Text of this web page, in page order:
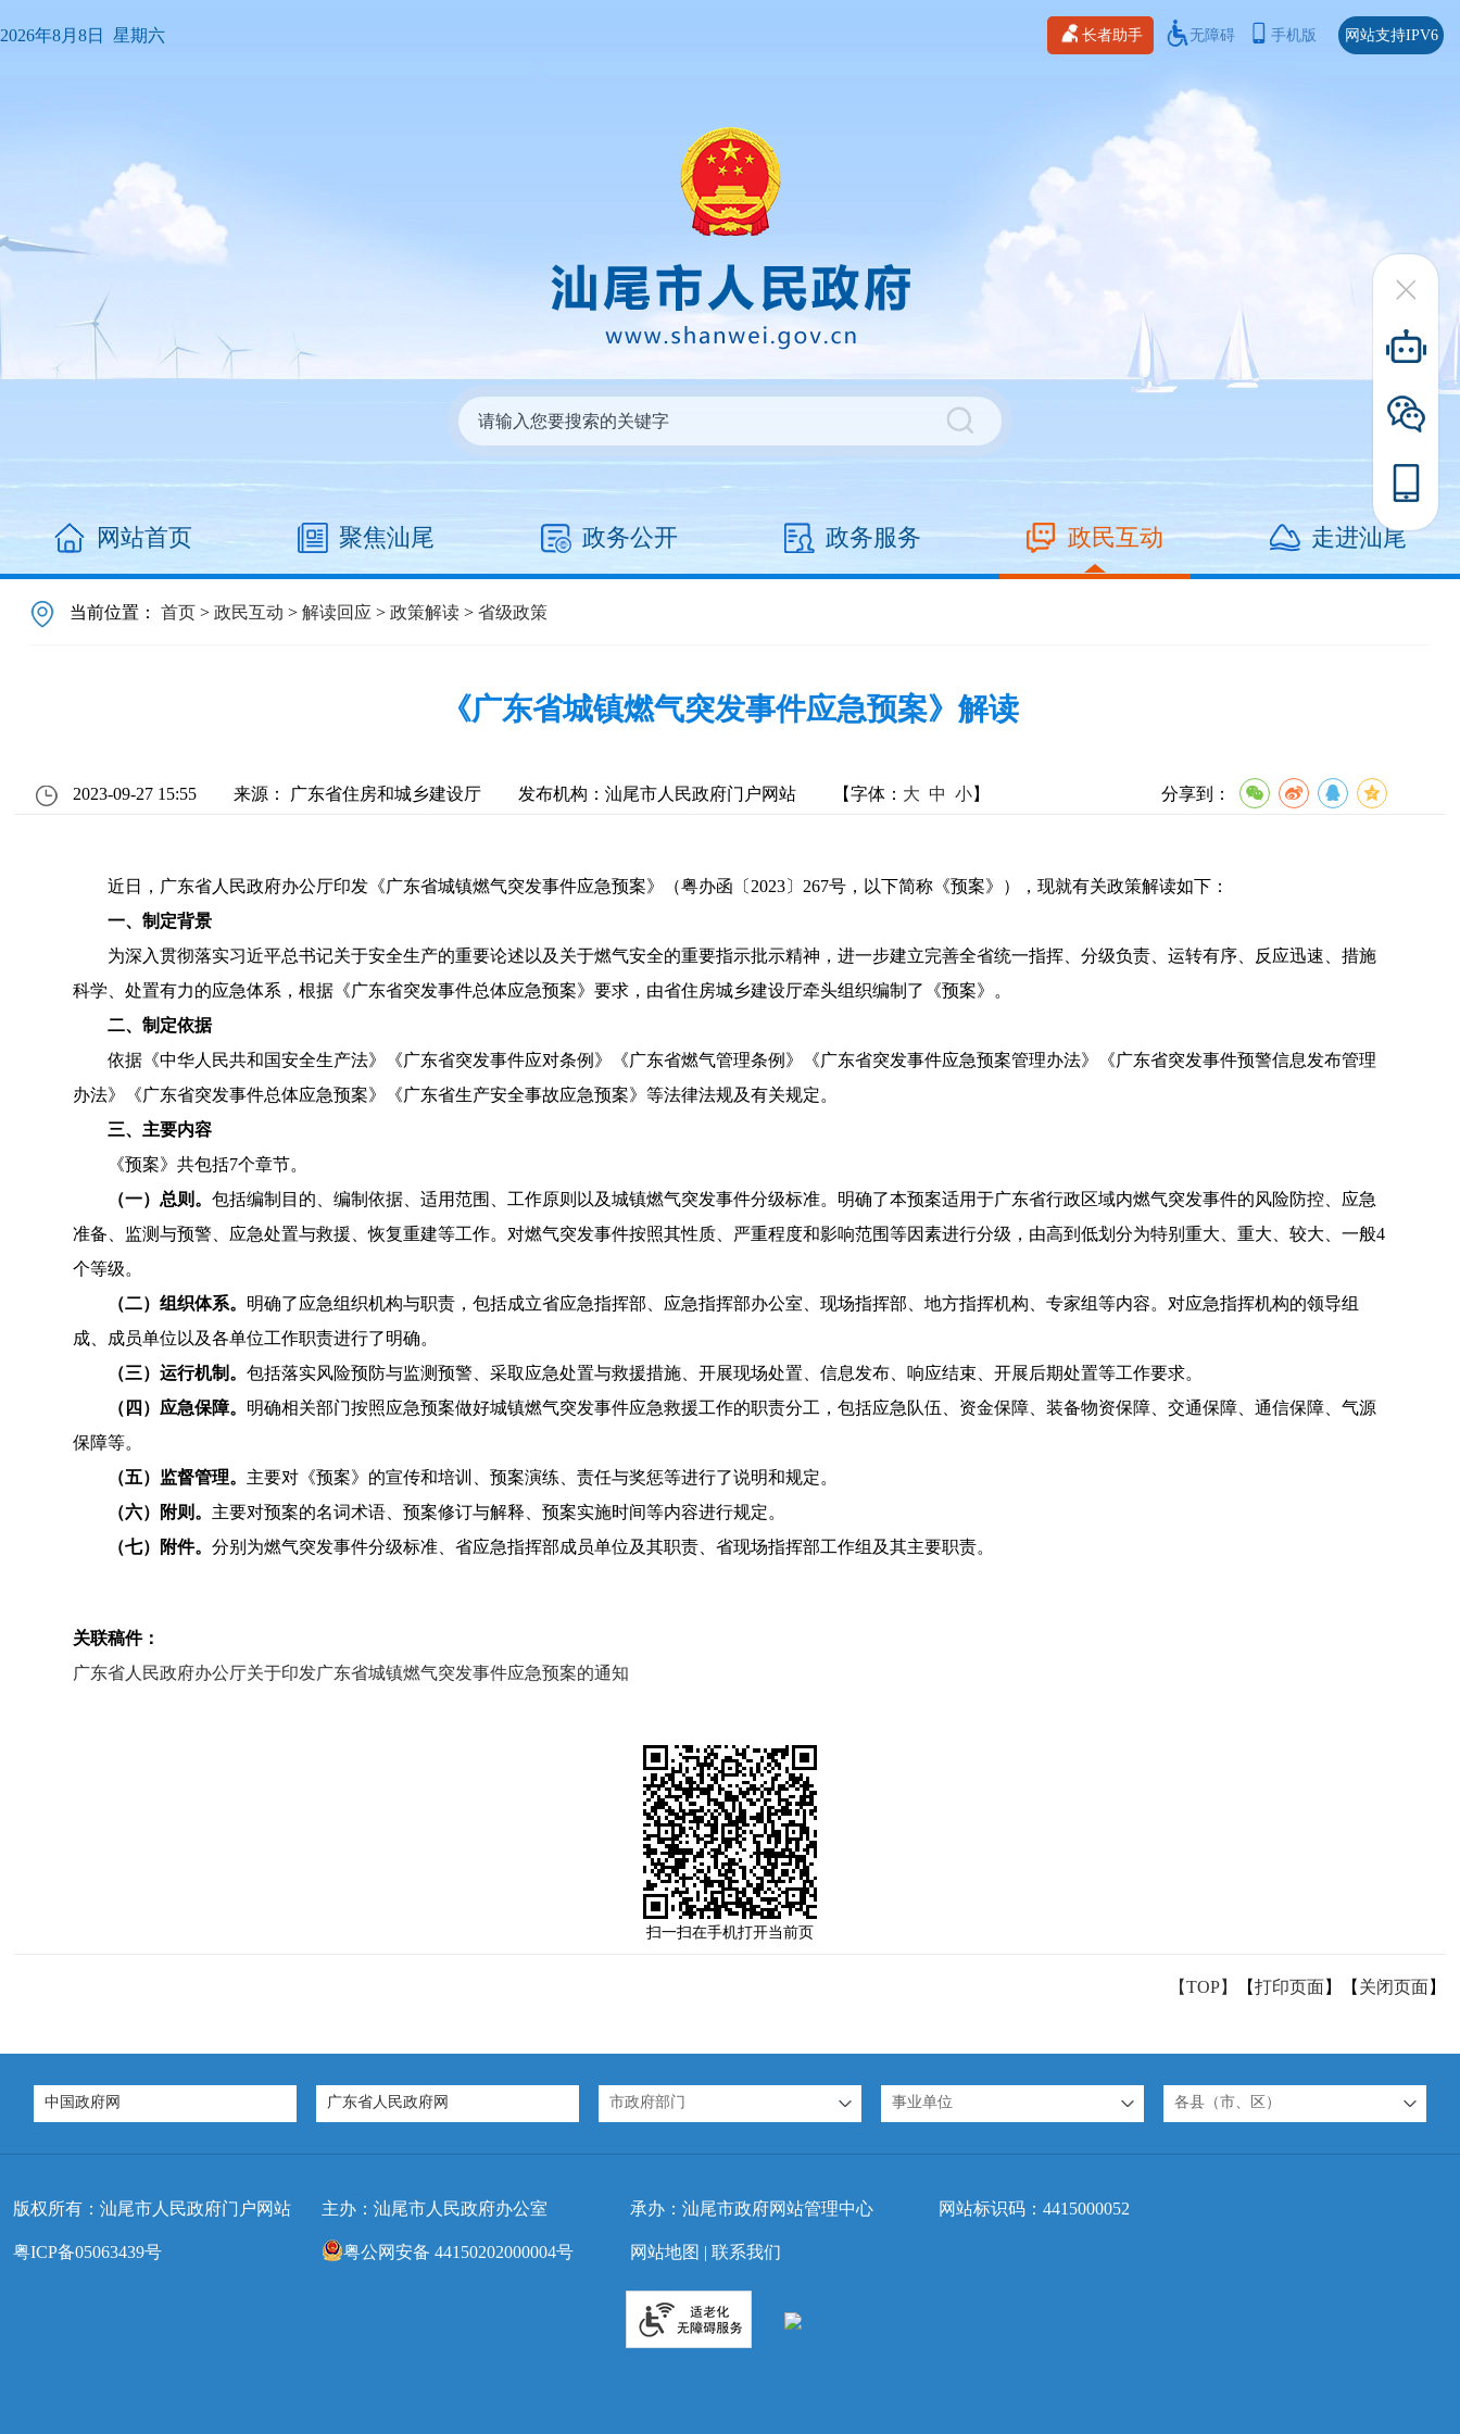
2026年8月8日 星期六 长者助手 无障碍 手机版 网站支持IPV6
网站首页 聚焦汕尾 政务公开 政务服务 政民互动 走进汕尾
当前位置：首页 >政民互动 >解读回应 >政策解读 >省级政策
《广东省城镇燃气突发事件应急预案》解读
2023-09-27 15:55 来源： 广东省住房和城乡建设厅 发布机构：汕尾市人民政府门户网站 【字体： 大 中 小】 分享到：
近日，广东省人民政府办公厅印发《广东省城镇燃气突发事件应急预案》（粤办函〔2023〕267号，以下简称《预案》），现就有关政策解读如下：
一、制定背景
为深入贯彻落实习近平总书记关于安全生产的重要论述以及关于燃气安全的重要指示批示精神，进一步建立完善全省统一指挥、分级负责、运转有序、反应迅速、措施
科学、处置有力的应急体系，根据《广东省突发事件总体应急预案》要求，由省住房城乡建设厅牵头组织编制了《预案》。
二、制定依据
依据《中华人民共和国安全生产法》《广东省突发事件应对条例》《广东省燃气管理条例》《广东省突发事件应急预案管理办法》《广东省突发事件预警信息发布管理
办法》《广东省突发事件总体应急预案》《广东省生产安全事故应急预案》等法律法规及有关规定。
三、主要内容
《预案》共包括7个章节。
（一）总则。包括编制目的、编制依据、适用范围、工作原则以及城镇燃气突发事件分级标准。明确了本预案适用于广东省行政区域内燃气突发事件的风险防控、应急
准备、监测与预警、应急处置与救援、恢复重建等工作。对燃气突发事件按照其性质、严重程度和影响范围等因素进行分级，由高到低划分为特别重大、重大、较大、一般4
个等级。
（二）组织体系。 明确了应急组织机构与职责，包括成立省应急指挥部、应急指挥部办公室、现场指挥部、地方指挥机构、专家组等内容。对应急指挥机构的领导组
成、成员单位以及各单位工作职责进行了明确。
（三）运行机制。包括落实风险预防与监测预警、采取应急处置与救援措施、开展现场处置、信息发布、响应结束、开展后期处置等工作要求。
（四）应急保障。 明确相关部门按照应急预案做好城镇燃气突发事件应急救援工作的职责分工，包括应急队伍、资金保障、装备物资保障、交通保障、通信保障、气源
保障等。
（五）监督管理。 主要对《预案》的宣传和培训、预案演练、责任与奖惩等进行了说明和规定。
（六）附则。 主要对预案的名词术语、预案修订与解释、预案实施时间等内容进行规定。
（七）附件。分别为燃气突发事件分级标准、省应急指挥部成员单位及其职责、省现场指挥部工作组及其主要职责。
关联稿件：
广东省人民政府办公厅关于印发广东省城镇燃气突发事件应急预案的通知
扫一扫在手机打开当前页
【TOP】 【打印页面】【 关闭页面】
中国政府网 广东省人民政府网 市政府部门 事业单位 各县（市、区）
版权所有：汕尾市人民政府门户网站 主办：汕尾市人民政府办公室 承办：汕尾市政府网站管理中心 网站标识码：4415000052
粤ICP备05063439号 粤公网安备 44150202000004号 网站地图 | 联系我们